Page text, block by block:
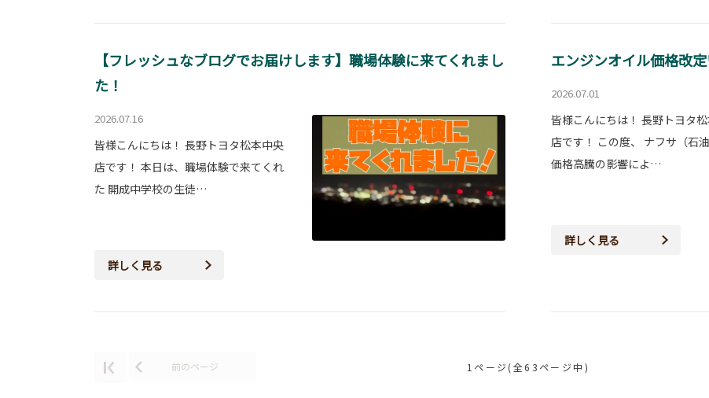
【フレッシュなブログでお届けします】職場体験に来てくれまし
た！
2026.07.16
皆様こんにちは！ 長野トヨタ松本中央
店です！ 本日は、職場体験で来てくれ
た 開成中学校の生徒…
詳しく見る
エンジンオイル価格改
2026.07.01
皆様こんにちは！ 長野トヨタ
店です！ この度、 ナフサ（石油
価格高騰の影響によ…
詳しく見る
前のページ 1ページ(全63ページ中)